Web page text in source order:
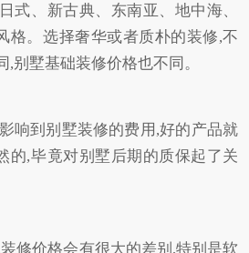
式、新古典、东南亚、地中海、
格。选择奢华或者质朴的装修,不
,别墅基础装修价格也不同。
响到别墅装修的费用,好的产品就
的,毕竟对别墅后期的质保起了关
修价格会有很大的差别,特别是软